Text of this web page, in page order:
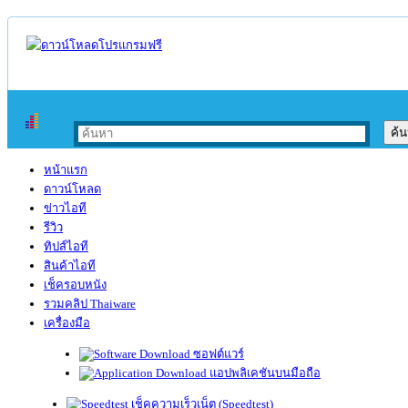
หน้าแรก
ดาวน์โหลด
ข่าวไอที
รีวิว
ทิปส์ไอที
สินค้าไอที
เช็ครอบหนัง
รวมคลิป Thaiware
เครื่องมือ
ซอฟต์แวร์
แอปพลิเคชันบนมือถือ
เช็คความเร็วเน็ต (Speedtest)